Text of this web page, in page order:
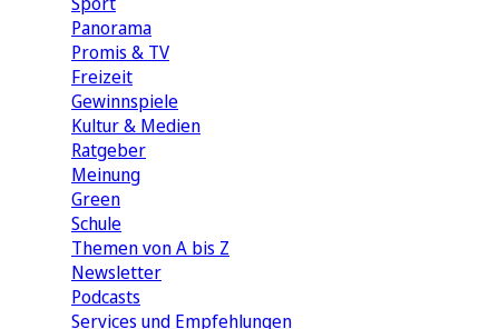
Panorama
Promis & TV
Freizeit
Gewinnspiele
Kultur & Medien
Ratgeber
Meinung
Green
Schule
Themen von A bis Z
Newsletter
Podcasts
Services und Empfehlungen